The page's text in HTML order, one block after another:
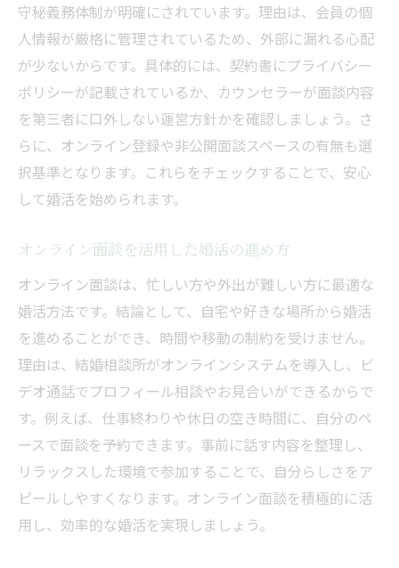
守秘義務体制が明確にされています。理由は、会員の個
人情報が厳格に管理されているため、外部に漏れる心配
が少ないからです。具体的には、契約書にプライバシー
ポリシーが記載されているか、カウンセラーが面談内容
を第三者に口外しない運営方針かを確認しましょう。さ
らに、オンライン登録や非公開面談スペースの有無も選
択基準となります。これらをチェックすることで、安心
して婚活を始められます。
オンライン面談を活用した婚活の進め方
オンライン面談は、忙しい方や外出が難しい方に最適な
婚活方法です。結論として、自宅や好きな場所から婚活
を進めることができ、時間や移動の制約を受けません。
理由は、結婚相談所がオンラインシステムを導入し、ビ
デオ通話でプロフィール相談やお見合いができるからで
す。例えば、仕事終わりや休日の空き時間に、自分のペ
ースで面談を予約できます。事前に話す内容を整理し、
リラックスした環境で参加することで、自分らしさをア
ピールしやすくなります。オンライン面談を積極的に活
用し、効率的な婚活を実現しましょう。